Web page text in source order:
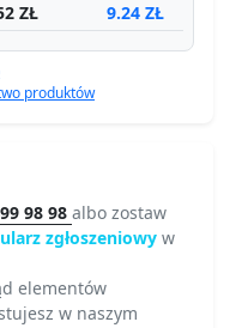
ZŁ 9.24 ZŁ
produktów
98 98 albo zostaw
zgłoszeniowy w
elementów
w naszym